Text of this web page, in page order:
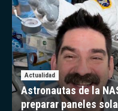
Actualidad
Astronautas de la
preparar paneles